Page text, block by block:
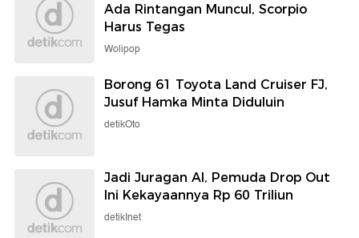
Ada Rintangan Muncul, Scorpio
Harus Tegas
Wolipop
Borong 61 Toyota Land Cruiser FJ,
Jusuf Hamka Minta Diduluin
detikOto
Jadi Juragan AI, Pemuda Drop Out
Ini Kekayaannya Rp 60 Triliun
detikInet